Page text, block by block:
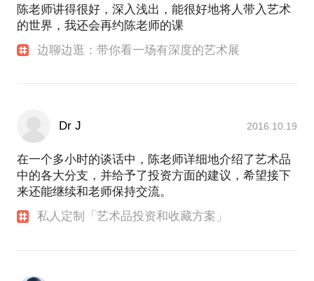
陈老师讲得很好，深入浅出，能很好地将人带入艺术
的世界，我还会再约陈老师的课
边聊边逛：带你看一场有深度的艺术展
Dr J 2016.10.19
在一个多小时的谈话中，陈老师详细地介绍了艺术品
中的各大分支，并给予了投资方面的建议，希望接下
来还能继续和老师保持交流。
私人定制「艺术品投资和收藏方案」